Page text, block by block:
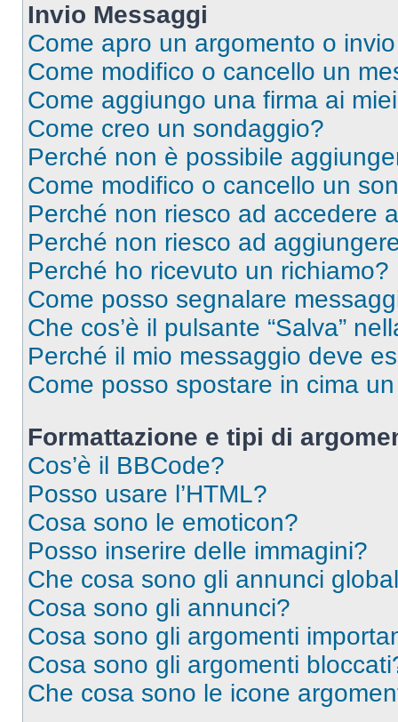
Invio Messaggi
Come apro un argomento o
Come modifico o cancello un
Come aggiungo una firma ai
Come creo un sondaggio?
Perché non è possibile
Come modifico o cancello un
Perché non riesco ad accedere
Perché non riesco ad
Perché ho ricevuto un richiamo?
Come posso segnalare
Che cos’è il pulsante “Salva”
Perché il mio messaggio deve
Come posso spostare in cima
Formattazione e tipi di
Cos’è il BBCode?
Posso usare l’HTML?
Cosa sono le emoticon?
Posso inserire delle immagini?
Che cosa sono gli annunci
Cosa sono gli annunci?
Cosa sono gli argomenti
Cosa sono gli argomenti
Che cosa sono le icone